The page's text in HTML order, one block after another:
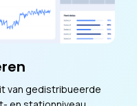
van gedistribueerde